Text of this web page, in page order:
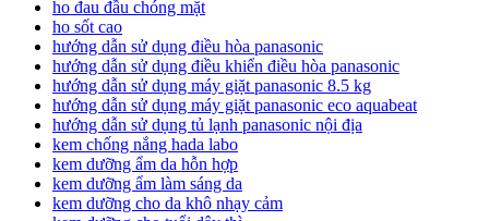
ho đau đầu chóng mặt
ho sốt cao
hướng dẫn sử dụng điều hòa panasonic
hướng dẫn sử dụng điều khiển điều hòa panasonic
hướng dẫn sử dụng máy giặt panasonic 8.5 kg
hướng dẫn sử dụng máy giặt panasonic eco aquabeat
hướng dẫn sử dụng tủ lạnh panasonic nội địa
kem chống nắng hada labo
kem dưỡng ẩm da hỗn hợp
kem dưỡng ẩm làm sáng da
kem dưỡng cho da khô nhạy cảm